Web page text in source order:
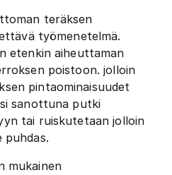
teräksen
työmenetelmä.
etenkin aiheuttaman
poistoon. jolloin
pintaominaisuudet
sanottuna putki
tai ruiskutetaan jolloin
puhdas.
mukainen